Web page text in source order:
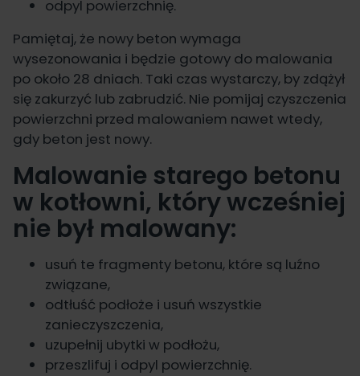
odpyl powierzchnię.
Pamiętaj, że nowy beton wymaga
wysezonowania i będzie gotowy do malowania
po około 28 dniach. Taki czas wystarczy, by zdążył
się zakurzyć lub zabrudzić. Nie pomijaj czyszczenia
powierzchni przed malowaniem nawet wtedy,
gdy beton jest nowy.
Malowanie starego betonu
w kotłowni, który wcześniej
nie był malowany:
usuń te fragmenty betonu, które są luźno
związane,
odtłuść podłoże i usuń wszystkie
zanieczyszczenia,
uzupełnij ubytki w podłożu,
przeszlifuj i odpyl powierzchnię.